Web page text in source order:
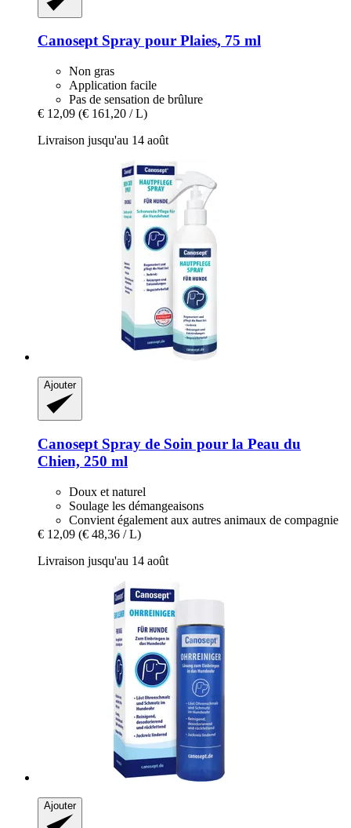
CanoseptSpray pour Plaies, 75 ml
Non gras
Application facile
Pas de sensation de brûlure
€ 12,09 (€ 161,20 / L)
Livraison jusqu'au 14 août
Ajouter
Canosept Spray de Soin pour la Peau du
Chien, 250 ml
Doux et naturel
Soulage les démangeaisons
Convient également aux autres animaux de compagnie
€ 12,09 (€ 48,36 / L)
Livraison jusqu'au 14 août
Ajouter